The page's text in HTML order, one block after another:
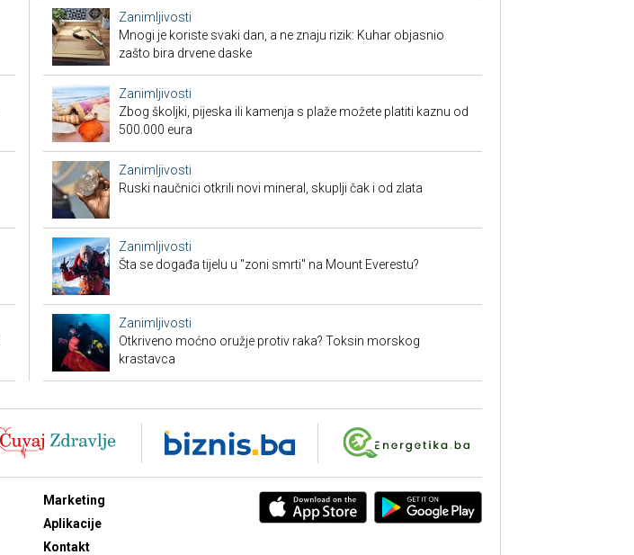
Zanimljivosti
Mnogi je koriste svaki dan, a ne znaju rizik: Kuhar objasnio
zašto bira drvene daske
Zanimljivosti
Zbog školjki, pijeska ili kamenja s plaže možete platiti kaznu od
500.000 eura
Zanimljivosti
Ruski naučnici otkrili novi mineral, skuplji čak i od zlata
Zanimljivosti
Šta se događa tijelu u "zoni smrti" na Mount Everestu?
Zanimljivosti
Otkriveno moćno oružje protiv raka? Toksin morskog
krastavca
Marketing
Aplikacije
Kontakt